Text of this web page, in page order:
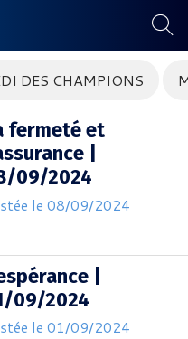
DES CHAMPIONS
fermeté et
|
09/2024
le 08/09/2024
|
09/2024
le 01/09/2024